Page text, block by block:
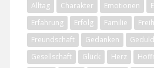
Alltag Charakter Emotionen
Erfahrung
Erfolg Familie
Freundschaft
Gedanken Geduld
Gesellschaft
Glück Herz